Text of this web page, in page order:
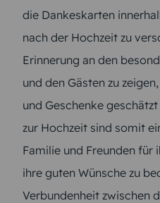
die Dankeskarten
nach der Hochzeit zu
Erinnerung an den
und den Gästen zu
und Geschenke
zur Hochzeit sind somit
Familie und Freunden für
ihre guten Wünsche zu
Verbundenheit zwischen